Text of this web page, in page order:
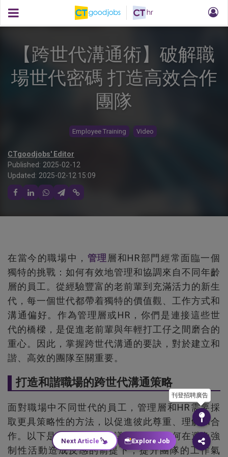
【跨世代溝通術】破解職
場世代密碼 打造高效合作
團隊
Employee Training Video
CTgoodjobs' Editor
Published: 2025-02-12
Updated: 2025-02-12 15:09
在當今的職場中， 管理 層和HR部門經常面臨一個
獨特的挑戰：如何有效地管理和協調來自不同年齡
層的員工。從經驗豐富的老前輩到充滿活力的新生
代，每一個世代都帶着獨特的價值觀、工作方式和
溝通偏好。作為管理層或HR，你們是連接這些世
代的橋樑，是促進老前輩與年輕打工仔之間磨合的
重心。因此，掌握跨世代溝通的要訣，對於建立和
諧、高效的團隊至關重要。
打造和諧職場的跨世代溝通策略
面對職場中不同世代的員工，管理層和HR需要採
取更具策略性的方法，以促進彼此尊重、理解和合
作。以下是一些可行的建議，着重於如何在避免強
制性活動造成反感的前提下，提升團隊的工作氣
刊登招聘廣告
Next Article Explore Job